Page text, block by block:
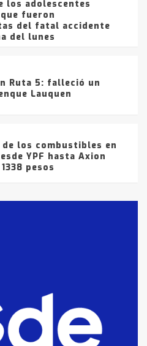
los adolescentes
fueron
del fatal accidente
del lunes
Ruta 5: falleció un
Lauquen
los combustibles en
YPF hasta Axion
pesos
por
de drogas en la